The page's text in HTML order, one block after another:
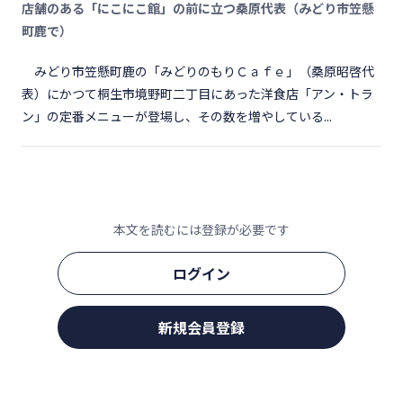
店舗のある「にこにこ館」の前に立つ桑原代表（みどり市笠懸
町鹿で）
みどり市笠懸町鹿の「みどりのもりＣａｆｅ」（桑原昭啓代
表）にかつて桐生市境野町二丁目にあった洋食店「アン・トラ
ン」の定番メニューが登場し、その数を増やしている...
本文を読むには登録が必要です
ログイン
新規会員登録